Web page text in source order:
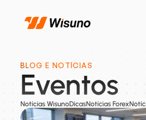
BLOG E NOTÍCIAS
Eventos
Notícias WisunoDicasNotícias Forex